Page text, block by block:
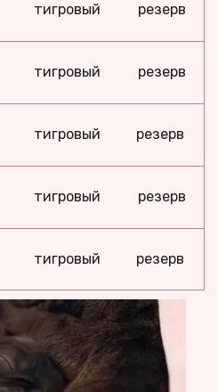
тигровый резерв
тигровый резерв
тигровый резерв
тигровый резерв
тигровый резерв